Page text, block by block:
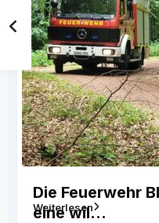
Die Feuerwehr
eine wil...
Weiterlesen